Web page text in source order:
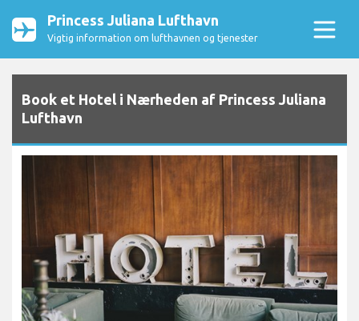
Princess Juliana Lufthavn
Vigtig information om lufthavnen og tjenester
Book et Hotel i Nærheden af Princess Juliana
Lufthavn